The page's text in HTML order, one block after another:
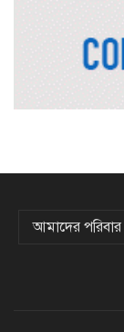
আমাদের পরিবার